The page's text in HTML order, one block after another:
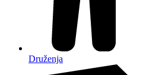
Druženja